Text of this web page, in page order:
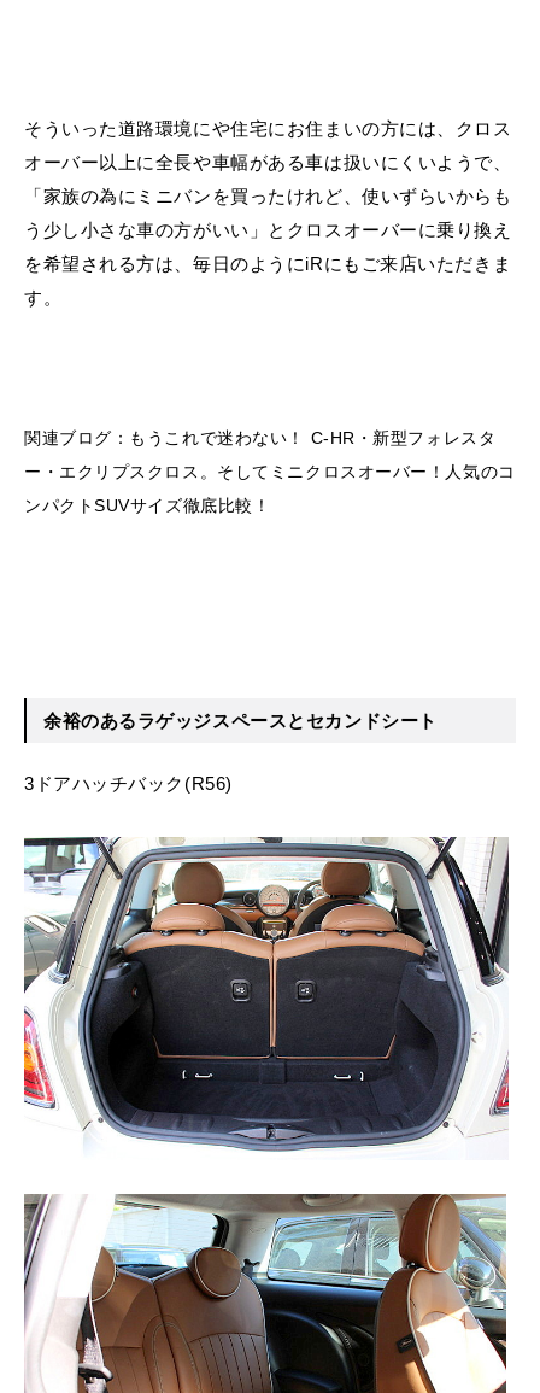
そういった道路環境にや住宅にお住まいの方には、クロス
オーバー以上に全長や車幅がある車は扱いにくいようで、
「家族の為にミニバンを買ったけれど、使いずらいからも
う少し小さな車の方がいい」とクロスオーバーに乗り換え
を希望される方は、毎日のようにiRにもご来店いただきま
す。
関連ブログ： もうこれで迷わない！ C-HR・新型フォレスタ
ー・エクリプスクロス。そしてミニクロスオーバー！人気のコ
ンパクトSUVサイズ徹底比較！
余裕のあるラゲッジスペースとセカンドシート
3ドアハッチバック(R56)